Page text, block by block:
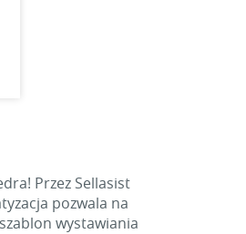
Przez Sellasist
pozwala na
wystawiania